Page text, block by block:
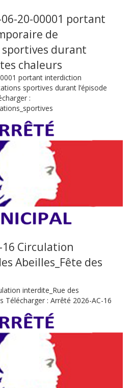
20-00001 portant
de
durant
chaleurs
portant interdiction
sportives durant l’épisode
:
16 Circulation
Abeilles_Fête des
interdite_Rue des
Télécharger : Arrêté 2026-AC-16